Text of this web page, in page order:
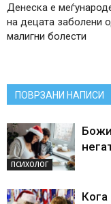
Денеска е
на децата заболени
малигни болести
ПОВРЗАНИ НАПИСИ
ПСИХОЛОГ